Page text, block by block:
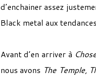
d’enchainer assez
Black metal aux
Avant d’en arriver à
nous avons The Temple,